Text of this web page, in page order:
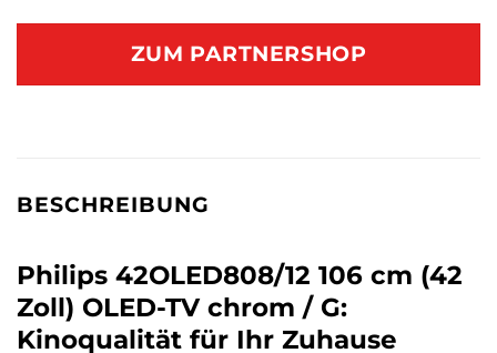
ZUM PARTNERSHOP
BESCHREIBUNG
Philips 42OLED808/12 106 cm (42
Zoll) OLED-TV chrom / G:
Kinoqualität für Ihr Zuhause